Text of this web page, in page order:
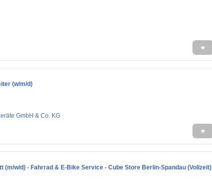
★
(w/m/d)
GmbH & Co. KG
★
w/d) - Fahrrad & E-Bike Service - Cube Store Berlin-Spandau (Vollzeit)